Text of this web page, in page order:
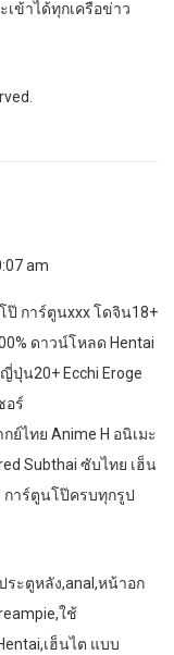
ข้าได้ทุกเครือข่าว
am
ป๊ การ์ตูนxxx โดจิน18+
ดาวน์โหลด Hentai
ปุ่น20+ Ecchi Eroge
อร์
ย์ไทย Anime H อนิเมะ
Subthai ซับไทย เฮ็น
การ์ตูนโป๊ครบทุกรูป
ระตูหลัง,anal,หน้าอก
ใช้
เฮ็นไต แบบ